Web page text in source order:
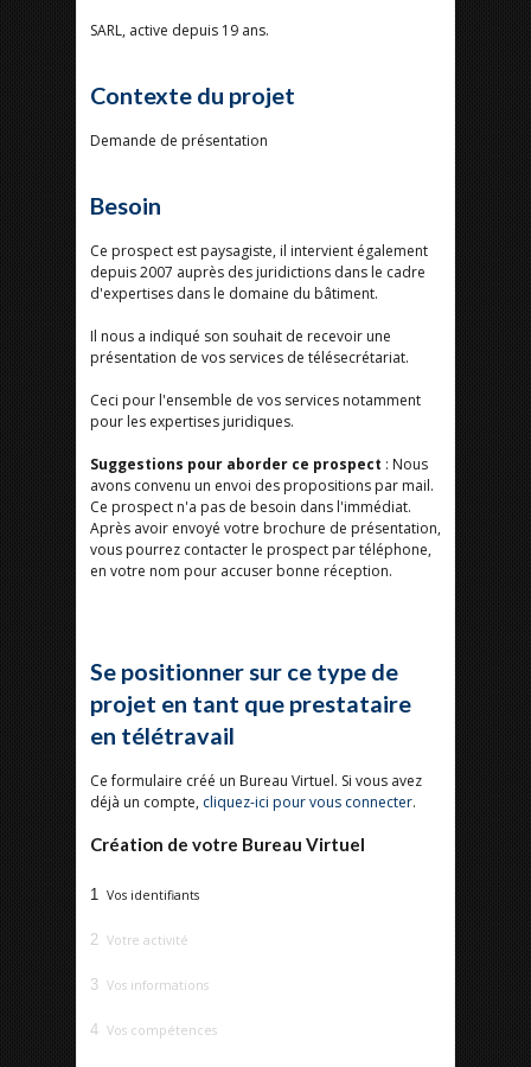
SARL, active depuis 19 ans.
Contexte du projet
Demande de présentation
Besoin
Ce prospect est paysagiste, il intervient également
depuis 2007 auprès des juridictions dans le cadre
d'expertises dans le domaine du bâtiment.
Il nous a indiqué son souhait de recevoir une
présentation de vos services de télésecrétariat.
Ceci pour l'ensemble de vos services notamment
pour les expertises juridiques.
Suggestions pour aborder ce prospect : Nous
avons convenu un envoi des propositions par mail.
Ce prospect n'a pas de besoin dans l'immédiat.
Après avoir envoyé votre brochure de présentation,
vous pourrez contacter le prospect par téléphone,
en votre nom pour accuser bonne réception.
Se positionner sur ce type de
projet en tant que prestataire
en télétravail
Ce formulaire créé un Bureau Virtuel. Si vous avez
déjà un compte, cliquez-ici pour vous connecter.
Création de votre Bureau Virtuel
1 Vos identifiants
2 Votre activité
3 Vos informations
4 Vos compétences